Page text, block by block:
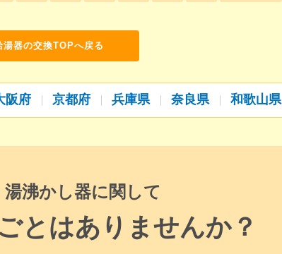
湯器の交換TOPへ戻る
阪府 京都府 兵庫県 奈良県 和歌山県
湯沸かし器に関して
とはありませんか？